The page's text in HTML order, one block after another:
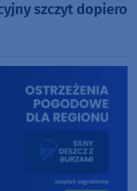
szczyt dopiero